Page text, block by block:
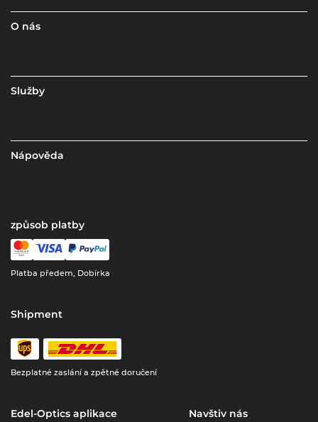
O nás
Služby
Nápověda
způsob platby
Platba předem, Dobírka
Shipment
Bezplatné zaslání a zpětné doručení
Edel-Optics aplikace Navštiv nás